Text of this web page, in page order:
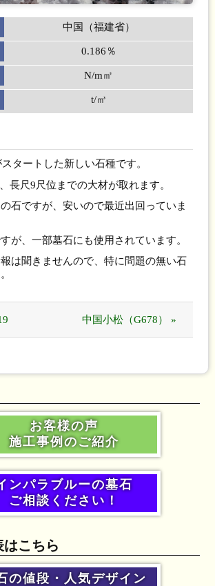
中国（福建省）
0.186％
N/m㎡
t/㎥
タートした新しい石種です。
長尺9尺位までの大材が取れます。
石ですが、安いので最近出回っていま
が、一部墓石にも使用されています。
は聞きませんので、特に問題の無い石
中国小松（G678） »
お客様の声
施工事例のご紹介
ンパラブルーの墓石
ご相談ください！
こちら
の値段・人気デザイン